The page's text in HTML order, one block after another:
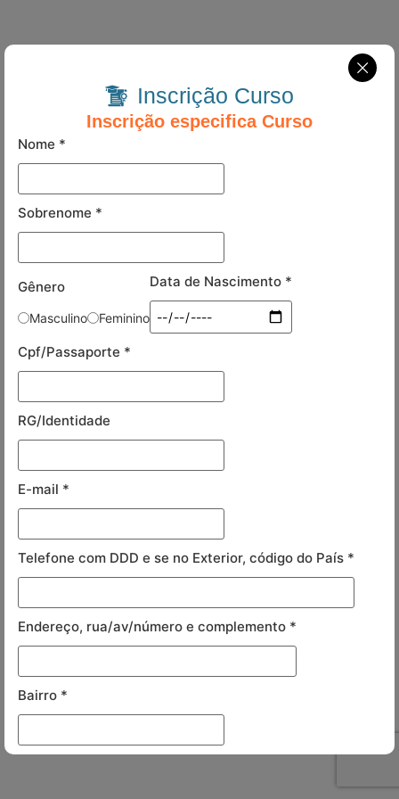
Inscrição Curso
Inscrição especifica Curso
Nome *
Sobrenome *
Gênero
Masculino Feminino
Data de Nascimento *
Cpf/Passaporte *
RG/Identidade
E-mail *
Telefone com DDD e se no Exterior, código do País *
Endereço, rua/av/número e complemento *
Bairro *